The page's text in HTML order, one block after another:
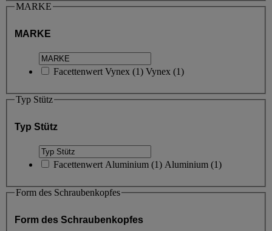
MARKE
MARKE
Facettenwert Vynex (1) Vynex (1)
Typ Stütz
Typ Stütz
Facettenwert Aluminium (1) Aluminium (1)
Form des Schraubenkopfes
Form des Schraubenkopfes